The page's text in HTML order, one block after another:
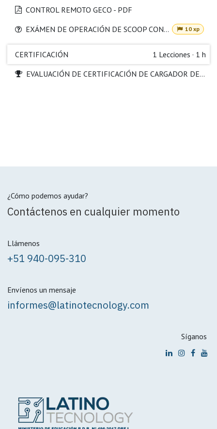
CONTROL REMOTO GECO - PDF
EXÁMEN DE OPERACIÓN DE SCOOP CON CONTROL REMOTO
10 xp
CERTIFICACIÓN 1 Lecciones · 1 h
EVALUACIÓN DE CERTIFICACIÓN DE CARGADOR DE MINERIA SUBTERRANEA R1600G
¿Cómo podemos ayudar?
Contáctenos en cualquier momento
Llámenos
+51 940-095-310
Envíenos un mensaje
informes@latinotecnology.com
Síganos